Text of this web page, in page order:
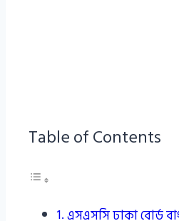
Table of Contents
এসএসসি ঢাকা বোর্ড